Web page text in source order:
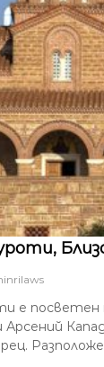
е посветен
Арсений